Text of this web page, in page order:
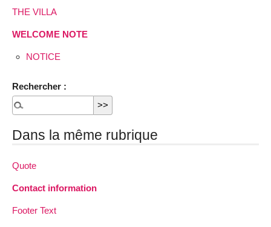
THE VILLA
WELCOME NOTE
NOTICE
Rechercher :
Dans la même rubrique
Quote
Contact information
Footer Text